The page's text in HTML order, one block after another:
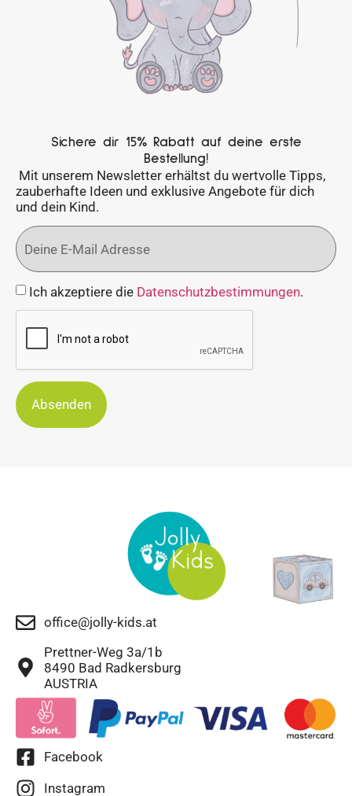
Sichere dir 15% Rabatt auf deine erste
Bestellung!
Mit unserem Newsletter erhältst du wertvolle Tipps,
zauberhafte Ideen und exklusive Angebote für dich
und dein Kind.
Ich akzeptiere die Datenschutzbestimmungen.
Absenden
office@jolly-kids.at
Prettner-Weg 3a/1b
8490 Bad Radkersburg
AUSTRIA
Facebook
Instagram